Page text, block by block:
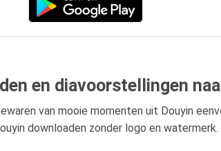
en diavoorstellingen
van mooie momenten uit Douyin
downloaden zonder logo en